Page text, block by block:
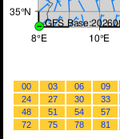
00 03 06 09
24
27 30 33
48
51 54 57
72
75 78 81